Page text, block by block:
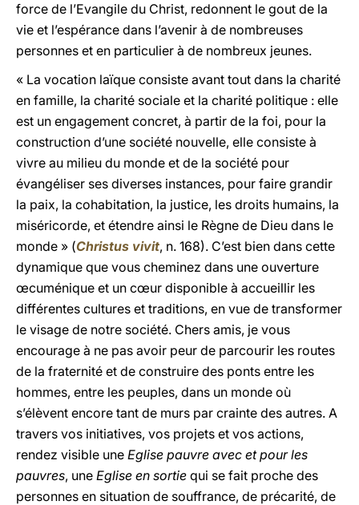
force de l’Evangile du Christ, redonnent le gout de la
vie et l’espérance dans l’avenir à de nombreuses
personnes et en particulier à de nombreux jeunes.
« La vocation laïque consiste avant tout dans la charité
en famille, la charité sociale et la charité politique : elle
est un engagement concret, à partir de la foi, pour la
construction d’une société nouvelle, elle consiste à
vivre au milieu du monde et de la société pour
évangéliser ses diverses instances, pour faire grandir
la paix, la cohabitation, la justice, les droits humains, la
miséricorde, et étendre ainsi le Règne de Dieu dans le
monde » (Christus vivit, n. 168). C’est bien dans cette
dynamique que vous cheminez dans une ouverture
œcuménique et un cœur disponible à accueillir les
différentes cultures et traditions, en vue de transformer
le visage de notre société. Chers amis, je vous
encourage à ne pas avoir peur de parcourir les routes
de la fraternité et de construire des ponts entre les
hommes, entre les peuples, dans un monde où
s’élèvent encore tant de murs par crainte des autres. A
travers vos initiatives, vos projets et vos actions,
rendez visible une Eglise pauvre avec et pour les
pauvres, une Eglise en sortie qui se fait proche des
personnes en situation de souffrance, de précarité, de